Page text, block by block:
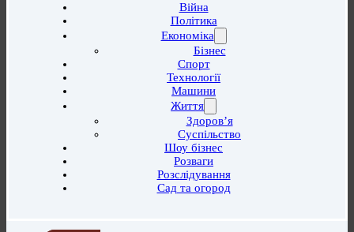
Війна
Політика
Економіка
Бізнес
Спорт
Технології
Машини
Життя
Здоров’я
Суспільство
Шоу бізнес
Розваги
Розслідування
Сад та огород